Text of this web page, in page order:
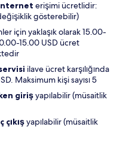
erişimi ücretlidir:
gösterebilir)
için yaklaşık olarak 15.00-
15.00 USD ücret
ilave ücret karşılığında
Maksimum kişi sayısı 5
girişyapılabilir (müsaitlik
çıkışyapılabilir (müsaitlik